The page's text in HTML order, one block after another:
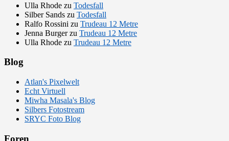
Ulla Rhode zu Todesfall
Silber Sands zu Todesfall
Ralfo Rossini zu Trudeau 12 Metre
Jenna Burgerzu Trudeau 12 Metre
Ulla Rhode zu Trudeau 12 Metre
Blog
Atlan's Pixelwelt
Echt Virtuell
Miwha Masala's Blog
Silbers Fotostream
SRYC Foto Blog
Foren